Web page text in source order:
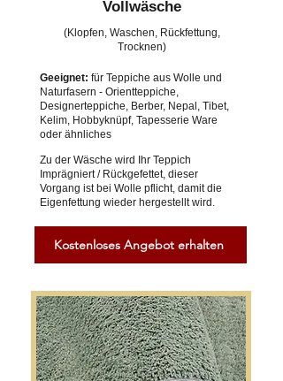
Vollwäsche
(Klopfen, Waschen, Rückfettung,
Trocknen)
Geeignet: für Teppiche aus Wolle und
Naturfasern - Orientteppiche,
Designerteppiche, Berber, Nepal, Tibet,
Kelim, Hobbyknüpf, Tapesserie Ware
oder ähnliches
Zu der Wäsche wird Ihr Teppich
Imprägniert / Rückgefettet, dieser
Vorgang ist bei Wolle pflicht, damit die
Eigenfettung wieder hergestellt wird.
Kostenloses Angebot erhalten